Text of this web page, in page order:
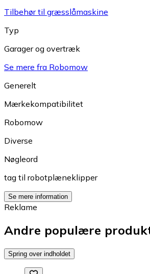
Tilbehør til græsslåmaskine
Typ
Garager og overtræk
Se mere fra Robomow
Generelt
Mærkekompatibilitet
Robomow
Diverse
Nøgleord
tag til robotplæneklipper
Se mere information
Reklame
Andre populære
Spring over indholdet